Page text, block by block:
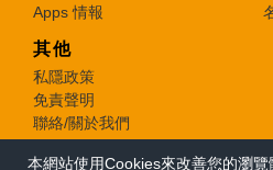
本網站使用Cookies來改善您的瀏
Apps 情報
其他
私隱政策
免責聲明
聯絡/關於我們
© 2026 e-zone. All Rights